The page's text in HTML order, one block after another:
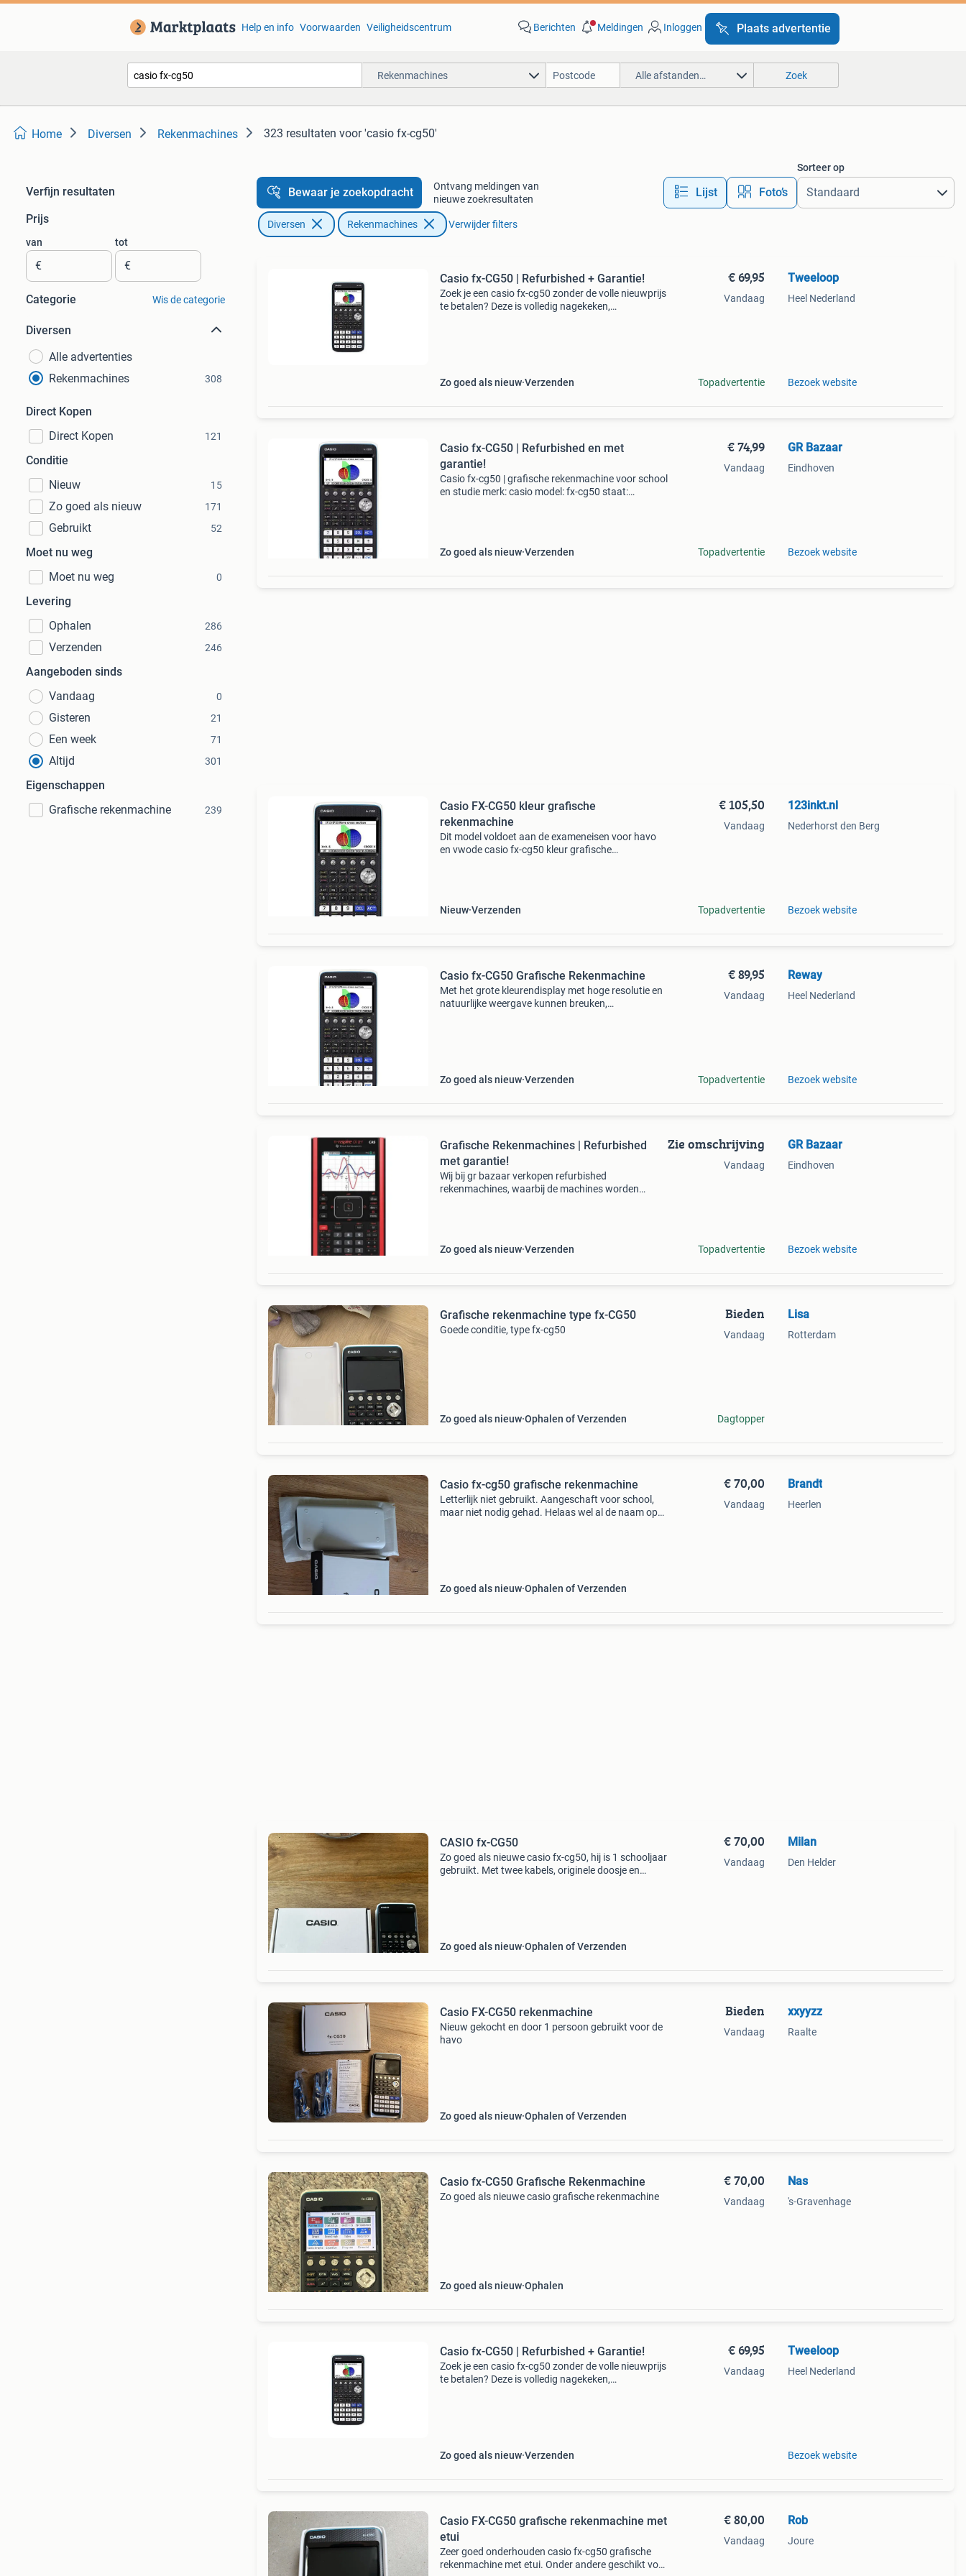
Help en info Voorwaarden Veiligheidscentrum Berichten Meldingen Inloggen Plaats advertentie
Rekenmachines Alle afstanden… Zoek
Home Diversen Rekenmachines 323 resultaten voor 'casio fx-cg50'
Verfijn resultaten
Prijs
van
€
tot
€
Categorie Wis de categorie
Diversen
Alle advertenties
Rekenmachines
308
Direct Kopen
Direct Kopen
121
Conditie
Nieuw
15
Zo goed als nieuw 171
Gebruikt 52
Moet nu weg
Moet nu weg
0
Levering
Ophalen
286
Verzenden 246
Aangeboden sinds
Vandaag
0
Gisteren 21
Een week 71
Altijd 301
Eigenschappen
Grafische rekenmachine
239
Bewaar je zoekopdracht
Ontvang meldingen van
nieuwe zoekresultaten
Lijst Foto’s
Sorteer op
Diversen Rekenmachines Verwijder filters
Casio fx-CG50 | Refurbished + Garantie!
Zoek je een casio fx-cg50 zonder de volle nieuwprijs
te betalen? Deze is volledig nagekeken,
Zo goed als nieuw Verzenden
€ 69,95
Vandaag
Topadvertentie
Tweeloop
Heel Nederland
Bezoek website
Casio fx-CG50 | Refurbished en met
garantie!
Casio fx-cg50 | grafische rekenmachine voor school
en studie merk: casio model: fx-cg50 staat:
Zo goed als nieuw Verzenden
€ 74,99
Vandaag
Topadvertentie
GR Bazaar
Eindhoven
Bezoek website
Casio FX-CG50 kleur grafische
rekenmachine
Dit model voldoet aan de exameneisen voor havo
en vwode casio fx-cg50 kleur grafische
Nieuw Verzenden
€ 105,50
Vandaag
Topadvertentie
123inkt.nl
Nederhorst den Berg
Bezoek website
Casio fx-CG50 Grafische Rekenmachine
Met het grote kleurendisplay met hoge resolutie en
natuurlijke weergave kunnen breuken,
Zo goed als nieuw Verzenden
€ 89,95
Vandaag
Topadvertentie
Reway
Heel Nederland
Bezoek website
Grafische Rekenmachines | Refurbished
met garantie!
Wij bij gr bazaar verkopen refurbished
rekenmachines, waarbij de machines worden
Zo goed als nieuw Verzenden
Zie omschrijving
Vandaag
Topadvertentie
GR Bazaar
Eindhoven
Bezoek website
Grafische rekenmachine type fx-CG50
Goede conditie, type fx-cg50
Zo goed als nieuw Ophalen of Verzenden
Bieden
Vandaag
Dagtopper
Lisa
Rotterdam
Casio fx-cg50 grafische rekenmachine
Letterlijk niet gebruikt. Aangeschaft voor school,
maar niet nodig gehad. Helaas wel al de naam op
Zo goed als nieuw Ophalen of Verzenden
€ 70,00
Vandaag
Brandt
Heerlen
CASIO fx-CG50
Zo goed als nieuwe casio fx-cg50, hij is 1 schooljaar
gebruikt. Met twee kabels, originele doosje en
Zo goed als nieuw Ophalen of Verzenden
€ 70,00
Vandaag
Milan
Den Helder
Casio FX-CG50 rekenmachine
Nieuw gekocht en door 1 persoon gebruikt voor de
havo
Zo goed als nieuw Ophalen of Verzenden
Bieden
Vandaag
xxyyzz
Raalte
Casio fx-CG50 Grafische Rekenmachine
Zo goed als nieuwe casio grafische rekenmachine
Zo goed als nieuw Ophalen
€ 70,00
Vandaag
Nas
's-Gravenhage
Casio fx-CG50 | Refurbished + Garantie!
Zoek je een casio fx-cg50 zonder de volle nieuwprijs
te betalen? Deze is volledig nagekeken,
Zo goed als nieuw Verzenden
€ 69,95
Vandaag
Tweeloop
Heel Nederland
Bezoek website
Casio FX-CG50 grafische rekenmachine met
etui
Zeer goed onderhouden casio fx-cg50 grafische
rekenmachine met etui. Onder andere geschikt voor
€ 80,00
Vandaag
Rob
Joure